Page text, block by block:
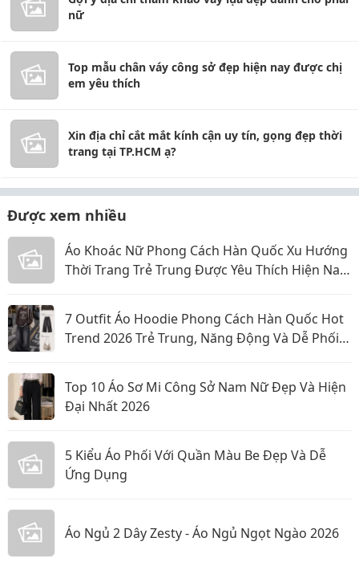
nữ
Top mẫu chân váy công sở đẹp hiện nay được chị
em yêu thích
Xin địa chỉ cắt mắt kính cận uy tín, gọng đẹp thời
trang tại TP.HCM ạ?
Được xem nhiều
Áo Khoác Nữ Phong Cách Hàn Quốc Xu Hướng
Thời Trang Trẻ Trung Được Yêu Thích Hiện Nay
7 Outfit Áo Hoodie Phong Cách Hàn Quốc Hot
Trend 2026 Trẻ Trung, Năng Động Và Dễ Phối
Top 10 Áo Sơ Mi Công Sở Nam Nữ Đẹp Và Hiện
Đại Nhất 2026
5 Kiểu Áo Phối Với Quần Màu Be Đẹp Và Dễ
Ứng Dụng
Áo Ngủ 2 Dây Zesty - Áo Ngủ Ngọt Ngào 2026